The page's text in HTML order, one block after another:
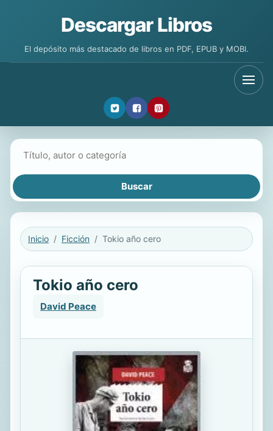
Descargar Libros
El depósito más destacado de libros en PDF, EPUB y MOBI.
Inicio Ficción Tokio año cero
Tokio año cero
David Peace